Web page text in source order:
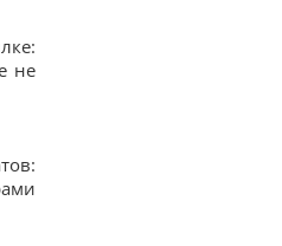
не